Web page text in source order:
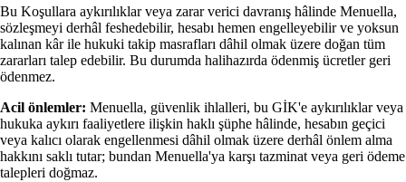
Bu Koşullara aykırılıklar veya zarar verici davranış hâlinde Menuella,
sözleşmeyi derhâl feshedebilir, hesabı hemen engelleyebilir ve yoksun
kalınan kâr ile hukuki takip masrafları dâhil olmak üzere doğan tüm
zararları talep edebilir. Bu durumda halihazırda ödenmiş ücretler geri
ödenmez.
Acil önlemler: Menuella, güvenlik ihlalleri, bu GİK'e aykırılıklar veya
hukuka aykırı faaliyetlere ilişkin haklı şüphe hâlinde, hesabın geçici
veya kalıcı olarak engellenmesi dâhil olmak üzere derhâl önlem alma
hakkını saklı tutar; bundan Menuella'ya karşı tazminat veya geri ödeme
talepleri doğmaz.